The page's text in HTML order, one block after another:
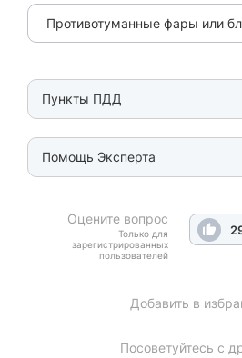
Противотуманные фары или
Пункты ПДД
Помощь Эксперта
Оцените вопрос
Только для
зарегистрированных
пользователей
Добавить в
Посоветуйтесь с